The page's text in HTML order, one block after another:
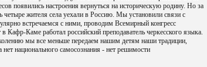
появились настроения вернуться на историческую родину. Но за
четыре жителя села уехали в Россию. Мы установили связи с
встречаемся с ними, проводим Всемирный конгресс
в Кафр-Каме работал российский преподаватель черкесского языка.
мы все меньше передаем нашим детям наши традиции,
национального самосознания - нет решимости